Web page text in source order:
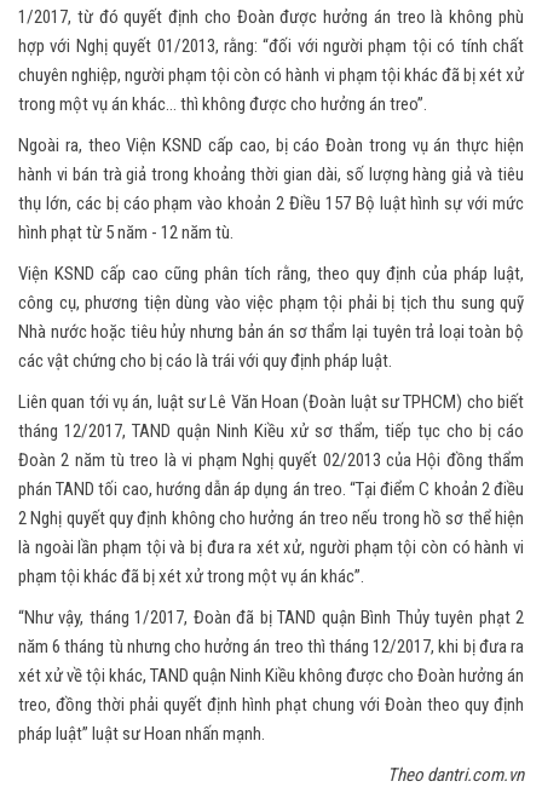
1/2017, từ đó quyết định cho Đoàn được hưởng án treo là không phù
hợp với Nghị quyết 01/2013, rằng: “đối với người phạm tội có tính chất
chuyên nghiệp, người phạm tội còn có hành vi phạm tội khác đã bị xét xử
trong một vụ án khác… thì không được cho hưởng án treo”.
Ngoài ra, theo Viện KSND cấp cao, bị cáo Đoàn trong vụ án thực hiện
hành vi bán trà giả trong khoảng thời gian dài, số lượng hàng giả và tiêu
thụ lớn, các bị cáo phạm vào khoản 2 Điều 157 Bộ luật hình sự với mức
hình phạt từ 5 năm - 12 năm tù.
Viện KSND cấp cao cũng phân tích rằng, theo quy định của pháp luật,
công cụ, phương tiện dùng vào việc phạm tội phải bị tịch thu sung quỹ
Nhà nước hoặc tiêu hủy nhưng bản án sơ thẩm lại tuyên trả loại toàn bộ
các vật chứng cho bị cáo là trái với quy định pháp luật.
Liên quan tới vụ án, luật sư Lê Văn Hoan (Đoàn luật sư TPHCM) cho biết
tháng 12/2017, TAND quận Ninh Kiều xử sơ thẩm, tiếp tục cho bị cáo
Đoàn 2 năm tù treo là vi phạm Nghị quyết 02/2013 của Hội đồng thẩm
phán TAND tối cao, hướng dẫn áp dụng án treo. “Tại điểm C khoản 2 điều
2 Nghị quyết quy định không cho hưởng án treo nếu trong hồ sơ thể hiện
là ngoài lần phạm tội và bị đưa ra xét xử, người phạm tội còn có hành vi
phạm tội khác đã bị xét xử trong một vụ án khác”.
“Như vậy, tháng 1/2017, Đoàn đã bị TAND quận Bình Thủy tuyên phạt 2
năm 6 tháng tù nhưng cho hưởng án treo thì tháng 12/2017, khi bị đưa ra
xét xử về tội khác, TAND quận Ninh Kiều không được cho Đoàn hưởng án
treo, đồng thời phải quyết định hình phạt chung với Đoàn theo quy định
pháp luật” luật sư Hoan nhấn mạnh.
Theo dantri.com.vn